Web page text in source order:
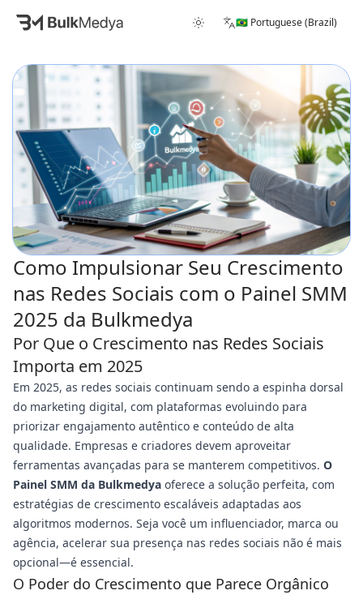
🇧🇷 Portuguese (Brazil)
Como Impulsionar Seu Crescimento
nas Redes Sociais com o Painel SMM
2025 da Bulkmedya
Por Que o Crescimento nas Redes Sociais
Importa em 2025
Em 2025, as redes sociais continuam sendo a espinha dorsal
do marketing digital, com plataformas evoluindo para
priorizar engajamento autêntico e conteúdo de alta
qualidade. Empresas e criadores devem aproveitar
ferramentas avançadas para se manterem competitivos. O
Painel SMM da Bulkmedya oferece a solução perfeita, com
estratégias de crescimento escaláveis adaptadas aos
algoritmos modernos. Seja você um influenciador, marca ou
agência, acelerar sua presença nas redes sociais não é mais
opcional—é essencial.
O Poder do Crescimento que Parece Orgânico